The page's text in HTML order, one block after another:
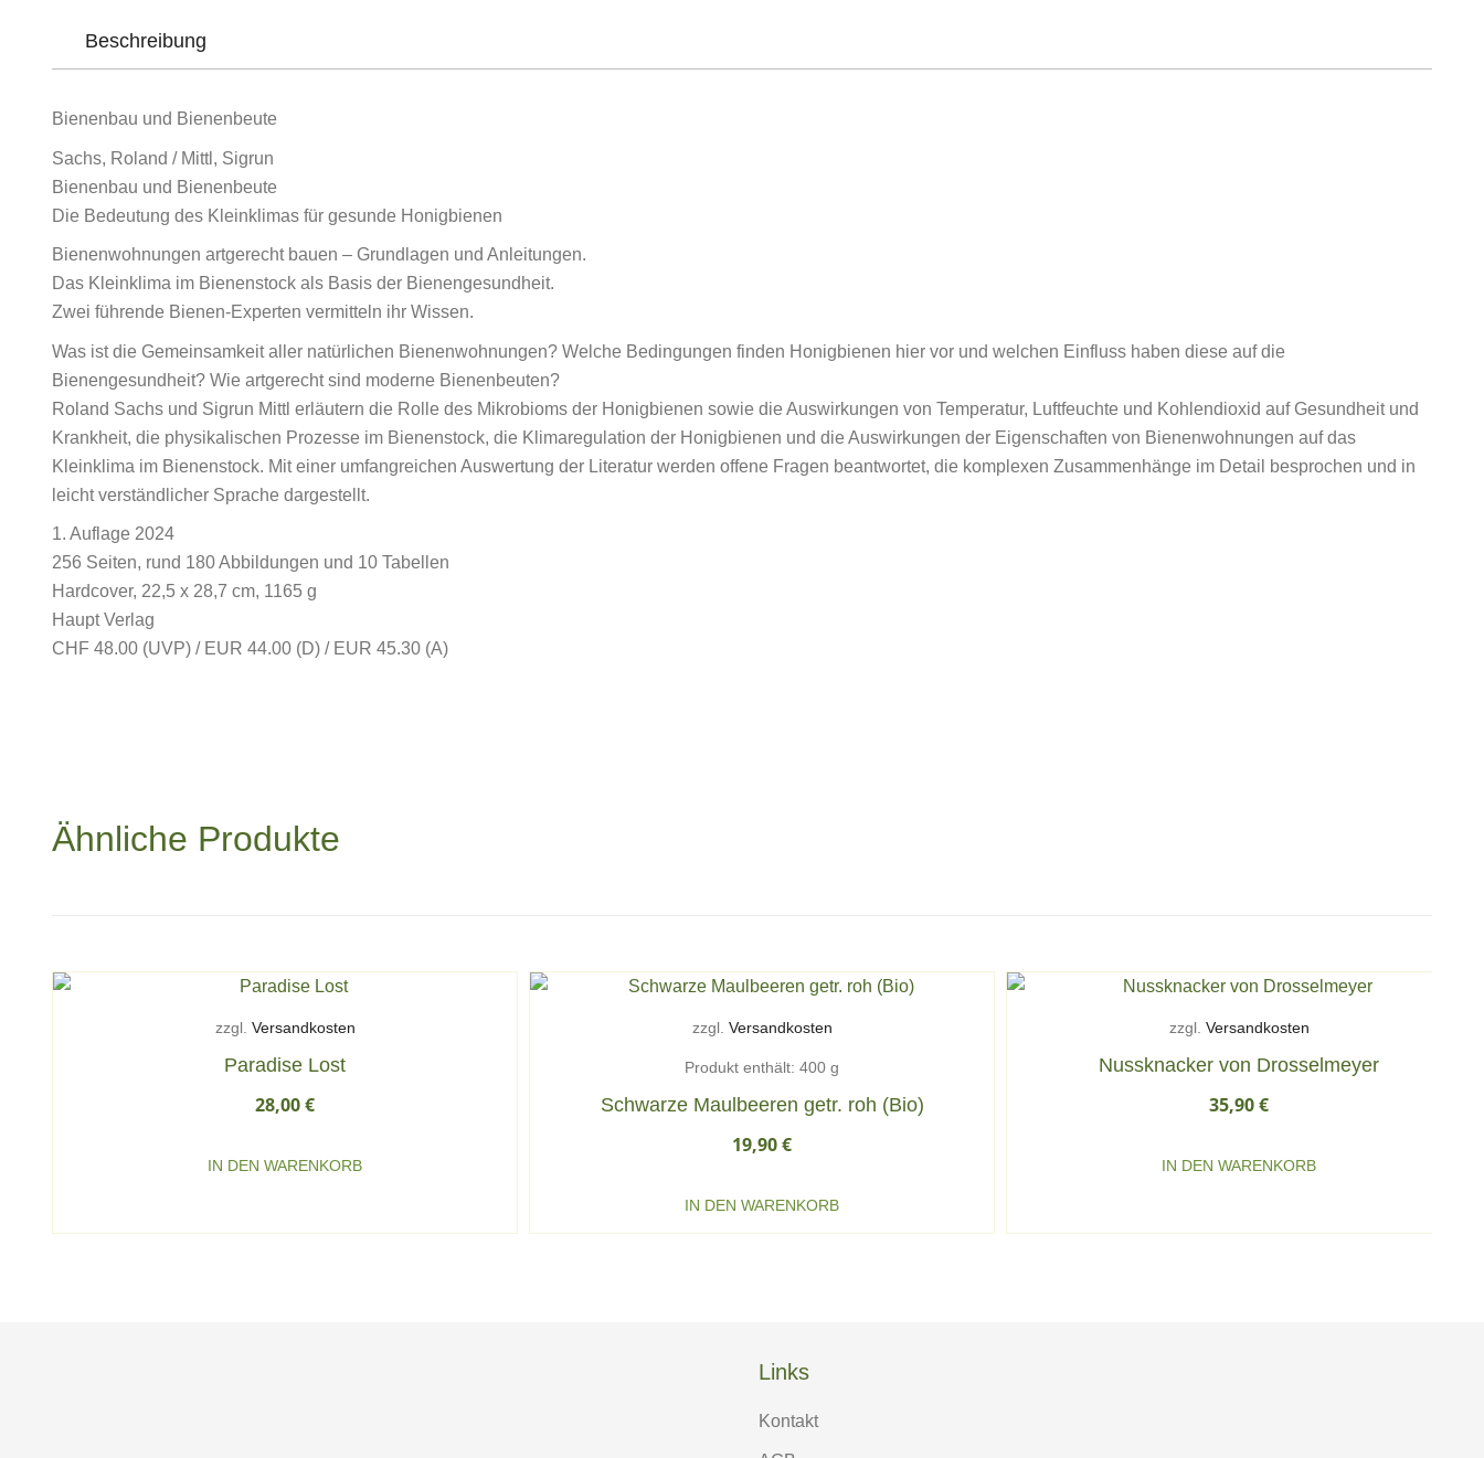
Beschreibung
Bienenbau und Bienenbeute
Sachs, Roland / Mittl, Sigrun
Bienenbau und Bienenbeute
Die Bedeutung des Kleinklimas für gesunde Honigbienen
Bienenwohnungen artgerecht bauen – Grundlagen und Anleitungen.
Das Kleinklima im Bienenstock als Basis der Bienengesundheit.
Zwei führende Bienen-Experten vermitteln ihr Wissen.
Was ist die Gemeinsamkeit aller natürlichen Bienenwohnungen? Welche Bedingungen finden Honigbienen hier vor und welchen Einfluss haben diese auf die
Bienengesundheit? Wie artgerecht sind moderne Bienenbeuten?
Roland Sachs und Sigrun Mittl erläutern die Rolle des Mikrobioms der Honigbienen sowie die Auswirkungen von Temperatur, Luftfeuchte und Kohlendioxid auf Gesundheit und
Krankheit, die physikalischen Prozesse im Bienenstock, die Klimaregulation der Honigbienen und die Auswirkungen der Eigenschaften von Bienenwohnungen auf das
Kleinklima im Bienenstock. Mit einer umfangreichen Auswertung der Literatur werden offene Fragen beantwortet, die komplexen Zusammenhänge im Detail besprochen und in
leicht verständlicher Sprache dargestellt.
1. Auflage 2024
256 Seiten, rund 180 Abbildungen und 10 Tabellen
Hardcover, 22,5 x 28,7 cm, 1165 g
Haupt Verlag
CHF 48.00 (UVP) / EUR 44.00 (D) / EUR 45.30 (A)
Ähnliche Produkte
zzgl. Versandkosten
Paradise Lost
28,00€
IN DEN WARENKORB
zzgl. Versandkosten
Produkt enthält: 400 g
Schwarze Maulbeeren getr. roh (Bio)
19,90€
IN DEN WARENKORB
zzgl. Versandkosten
Nussknacker von Drosselmeyer
35,90€
IN DEN WARENKORB
Links
Kontakt